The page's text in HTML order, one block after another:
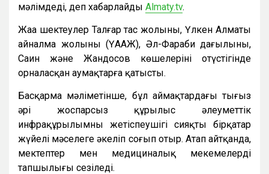
мәлімдеді, деп хабарлайды Almaty.tv.
Жаңа шектеулер Талғар тас жолының, Үлкен Алматы
айналма жолының (ҮААЖ), Әл-Фараби даңғылының,
Саин және Жандосов көшелерінің оңтүстігінде
орналасқан аумақтарға қатысты.
Басқарма мәліметінше, бұл аймақтардағы тығыз
әрі жоспарсыз құрылыс әлеуметтік
инфрақұрылымның жетіспеушігі сияқты бірқатар
жүйелі мәселеге әкеліп соғып отыр. Атап айтқанда,
мектептер мен медициналық мекемелердің
тапшылығы сезіледі.